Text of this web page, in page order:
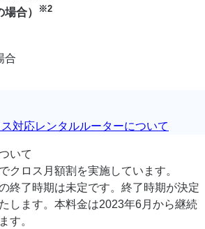
合）
※2
合
対応レンタルルーターについて
いて
クロス月額割を実施しています。
終了時期は未定です。終了時期が決定
します。本料金は2023年6月から継続
す。